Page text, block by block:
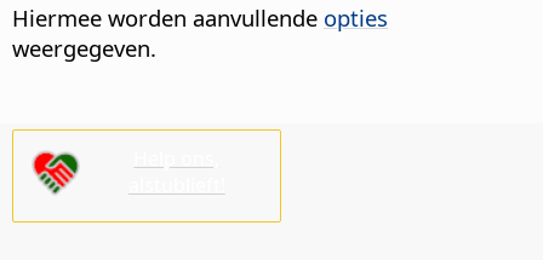
Hiermee worden aanvullende opties
weergegeven.